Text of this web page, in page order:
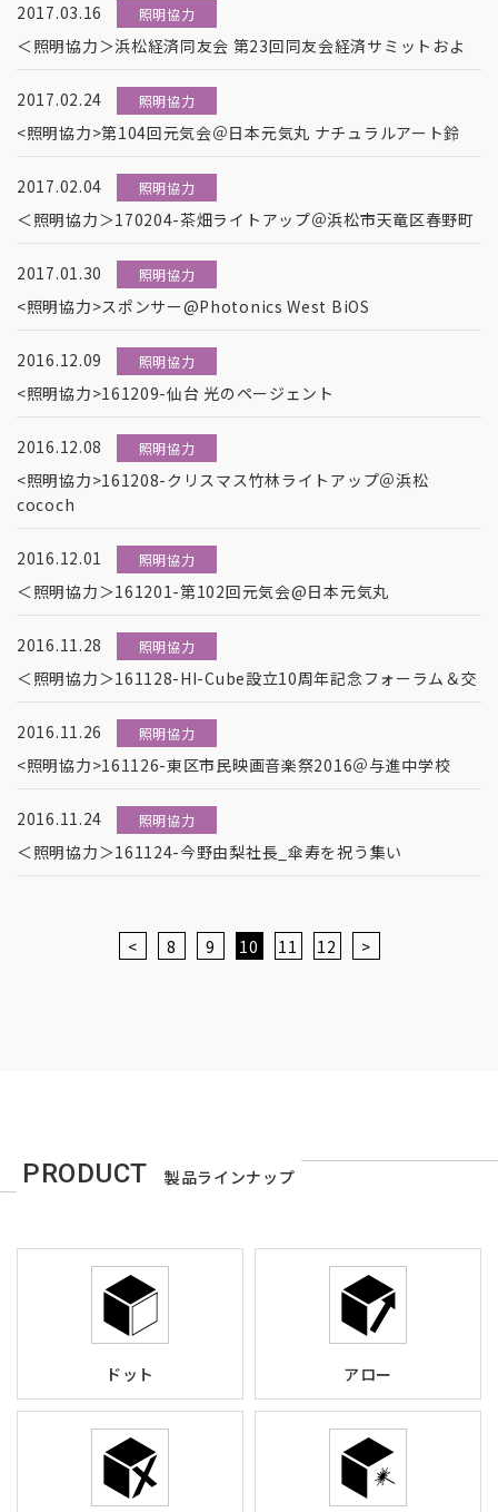
2017.03.16 照明協力
＜照明協力＞浜松経済同友会 第23回同友会経済サミットおよ
2017.02.24 照明協力
<照明協力>第104回元気会＠日本元気丸 ナチュラルアート鈴
2017.02.04 照明協力
＜照明協力＞170204-茶畑ライトアップ＠浜松市天竜区春野町
2017.01.30 照明協力
<照明協力>スポンサー@Photonics West BiOS
2016.12.09 照明協力
<照明協力>161209-仙台 光のページェント
2016.12.08 照明協力
<照明協力>161208-クリスマス竹林ライトアップ＠浜松
cococh
2016.12.01 照明協力
＜照明協力＞161201-第102回元気会@日本元気丸
2016.11.28 照明協力
＜照明協力＞161128-HI-Cube設立10周年記念フォーラム＆交
2016.11.26 照明協力
<照明協力>161126-東区市民映画音楽祭2016＠与進中学校
2016.11.24 照明協力
＜照明協力＞161124-今野由梨社長_傘寿を祝う集い
< 8 9 10 11 12 >
PRODUCT 製品ラインナップ
ドット アロー